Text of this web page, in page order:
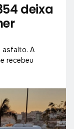
deixa
asfalto. A
recebeu